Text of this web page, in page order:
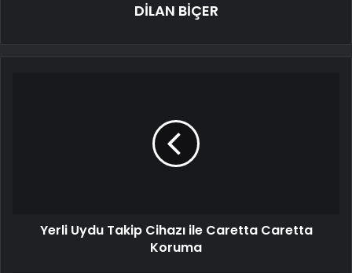
DİLAN BİÇER
Yerli Uydu Takip Cihazı ile Caretta Caretta
Koruma